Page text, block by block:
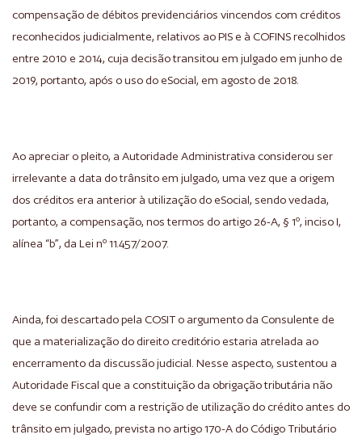
compensação de débitos previdenciários vincendos com créditos
reconhecidos judicialmente, relativos ao PIS e à COFINS recolhidos
entre 2010 e 2014, cuja decisão transitou em julgado em junho de
2019, portanto, após o uso do eSocial, em agosto de 2018.
Ao apreciar o pleito, a Autoridade Administrativa considerou ser
irrelevante a data do trânsito em julgado, uma vez que a origem
dos créditos era anterior à utilização do eSocial, sendo vedada,
portanto, a compensação, nos termos do artigo 26-A, § 1º, inciso I,
alínea “b”, da Lei nº 11.457/2007.
Ainda, foi descartado pela COSIT o argumento da Consulente de
que a materialização do direito creditório estaria atrelada ao
encerramento da discussão judicial. Nesse aspecto, sustentou a
Autoridade Fiscal que a constituição da obrigação tributária não
deve se confundir com a restrição de utilização do crédito antes do
trânsito em julgado, prevista no artigo 170-A do Código Tributário